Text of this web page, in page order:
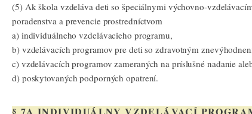
(5) Ak škola vzdeláva deti so špeciálnymi výchovno-
poradenstva a prevencie prostredníctvom
a) individuálneho vzdelávacieho programu,
b) vzdelávacích programov pre deti so zdravotným
c) vzdelávacích programov zameraných na príslušné nadanie
d) poskytovaných podporných opatrení.